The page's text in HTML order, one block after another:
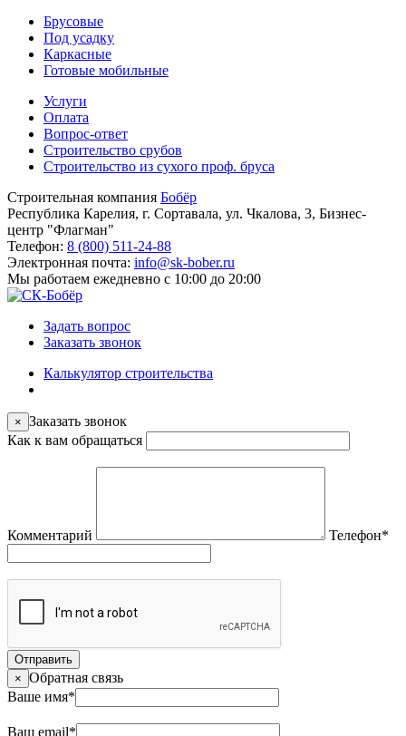
Брусовые
Под усадку
Каркасные
Готовые мобильные
Услуги
Оплата
Вопрос-ответ
Строительство срубов
Строительство из сухого проф. бруса
Строительная компания Бобёр
Республика Карелия, г. Сортавала, ул. Чкалова, 3, Бизнес-
центр "Флагман"
Телефон: 8 (800) 511-24-88
Электронная почта: info@sk-bober.ru
Мы работаем ежедневно с 10:00 до 20:00
Задать вопрос
Заказать звонок
Калькулятор строительства
× Заказать звонок
Как к вам обращаться
Комментарий Телефон*
Отправить
× Обратная связь
Ваше имя*
Ваш email*